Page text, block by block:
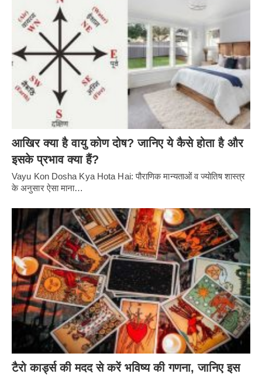
आखिर क्या है वायु कोण दोष? जानिए ये कैसे होता है और
इसके प्रभाव क्या हैं?
Vayu Kon Dosha Kya Hota Hai: पौराणिक मान्यताओं व ज्योतिष शास्त्र
के अनुसार ऐसा माना…
टैरो कार्ड्स की मदद से करें भविष्य की गणना, जानिए इस